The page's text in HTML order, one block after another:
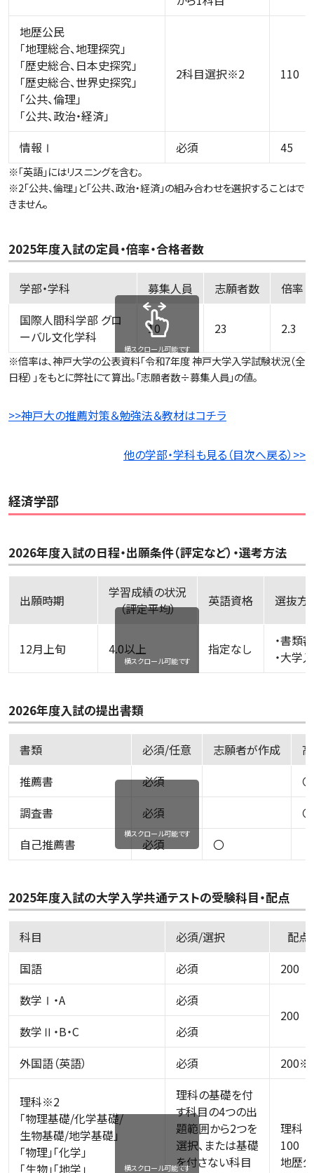
地歴公民
「地理総合、地理探究」
「歴史総合、日本史探究」
「歴史総合、世界史探究」
「公共、倫理」
「公共、政治・経済」
2科目選択※2 110
情報Ⅰ 必須 45
※「英語」にはリスニングを含む。
※2「公共、倫理」と「公共、政治・経済」の組み合わせを選択することはで
きません。
2025年度入試の定員・倍率・合格者数
学部・学科 募集人員 志願者数
倍率
国際人間科学部 グロ
ーバル文化学科
10 23 2.3
横スクロール可能です
※倍率は、神戸大学の公表資料「令和7年度 神戸大学入学試験状況（全
日程）」をもとに弊社にて算出。「志願者数÷募集人員」の値。
>>神戸大の推薦対策＆勉強法＆教材はコチラ
他の学部・学科も見る（目次へ戻る）>>
経済学部
2026年度入試の日程・出願条件（評定など）・選考方法
出願時期
学習成績の状況
（評定平均）
英語資格 選
12月上旬 4.0以上 指定なし
・書類
・大学
横スクロール可能です
2026年度入試の提出書類
書類 必須/任意 志願者が作成
推薦書
必須
〇
調査書
必須
〇
自己推薦書
必須 〇
横スクロール可能です
2025年度入試の大学入学共通テストの受験科目・配点
科目 必須/選択
配点
国語
必須
200
数学Ⅰ・A
必須
200
数学Ⅱ・B・C
必須
外国語（英語）
必須
理科※2
「物理基礎/化学基礎/
生物基礎/地学基礎」
「物理」「化学」
「生物」「地学」
理科の基礎を付
す科目の4つの出
題範囲から2つを
選択、または基礎
を付さない科目
理科
100
地歴公
横スクロール可能です